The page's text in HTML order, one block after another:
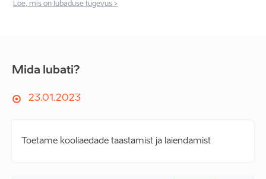
Loe, mis on lubaduse tugevus >
Mida lubati?
23.01.2023
Toetame kooliaedade taastamist ja laiendamist